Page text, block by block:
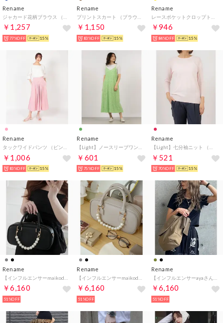
Rename
￥1,257
77%OFF 15%
Rename
￥1,150
83%OFF 15%
Rename
￥946
84%OFF 15%
Rename
￥1,006
83%OFF 15%
Rename
￥601
75%OFF 15%
Rename
￥521
70%OFF 15%
Rename
￥6,160
51%OFF
Rename
￥6,160
51%OFF
Rename
￥6,160
51%OFF